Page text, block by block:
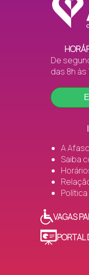
Santa Augusta
Santa Bárbara
Santa Luzia
Santo Antônio
São Francisco
De
das 8h às
A Afasc
Saiba
VAGAS
PORTAL